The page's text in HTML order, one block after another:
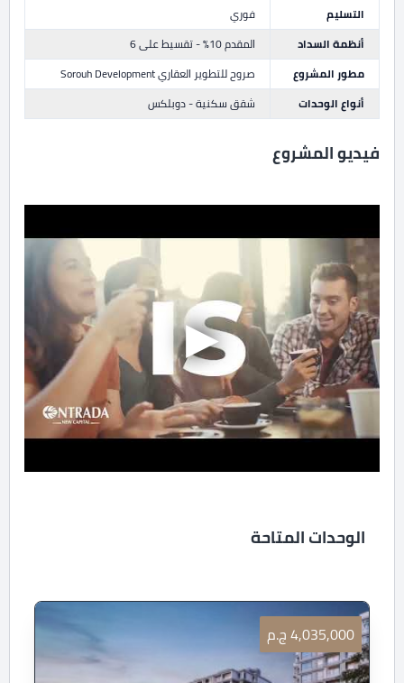
التسليم
فوري
أنظمة السداد
المقدم 10% - تقسيط على 6
مطور المشروع
صروح للتطوير العقاري Sorouh Development
أنواع الوحدات
شقق سكنية - دوبلكس
فيديو المشروع
الوحدات المتاحة
4,035,000 ج.م